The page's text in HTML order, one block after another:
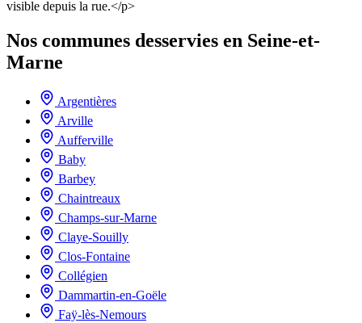
visible depuis la rue.</p>
Nos communes desservies en Seine-et-
Marne
Argentières
Arville
Aufferville
Baby
Barbey
Chaintreaux
Champs-sur-Marne
Claye-Souilly
Clos-Fontaine
Collégien
Dammartin-en-Goële
Faÿ-lès-Nemours